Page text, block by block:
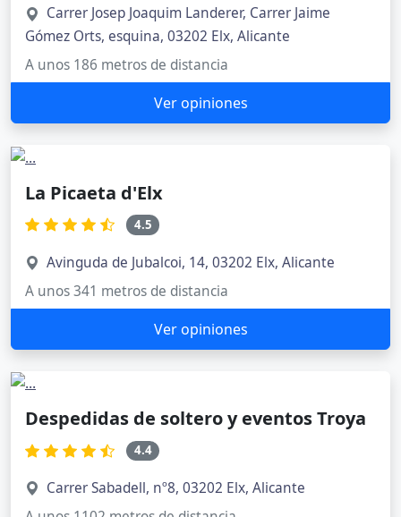
Carrer Josep Joaquim Landerer, Carrer Jaime
Gómez Orts, esquina, 03202 Elx, Alicante
A unos 186 metros de distancia
Ver opiniones
La Picaeta d'Elx
4.5
Avinguda de Jubalcoi, 14, 03202 Elx, Alicante
A unos 341 metros de distancia
Ver opiniones
Despedidas de soltero y eventos Troya
4.4
Carrer Sabadell, nº8, 03202 Elx, Alicante